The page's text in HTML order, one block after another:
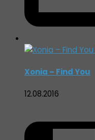
Xonia – Find You
12.08.2016